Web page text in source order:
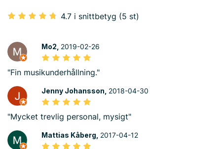
4.7 i snittbetyg (5 st)
Mo2, 2019-02-26
"Fin musikunderhållning."
Jenny Johansson, 2018-04-30
"Mycket trevlig personal, mysigt"
Mattias Kåberg, 2017-04-12